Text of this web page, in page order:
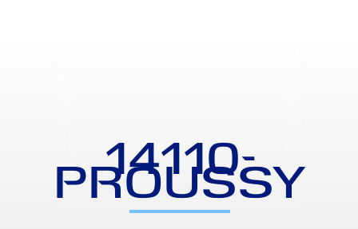
14110-
PROUSSY